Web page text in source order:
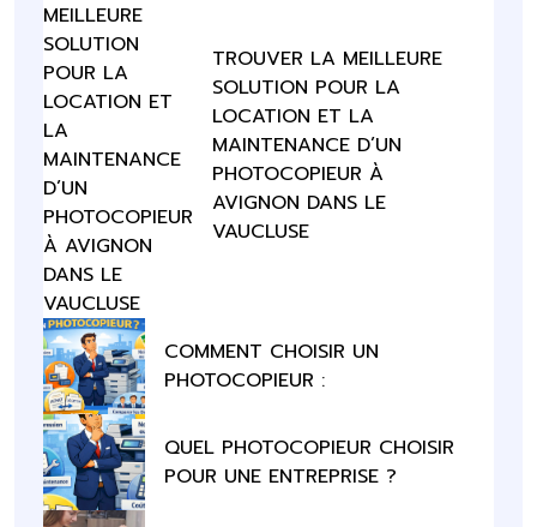
TROUVER LA MEILLEURE
SOLUTION POUR LA
LOCATION ET LA
MAINTENANCE D’UN
PHOTOCOPIEUR À
AVIGNON DANS LE
VAUCLUSE
COMMENT CHOISIR UN
PHOTOCOPIEUR :
QUEL PHOTOCOPIEUR CHOISIR
POUR UNE ENTREPRISE ?